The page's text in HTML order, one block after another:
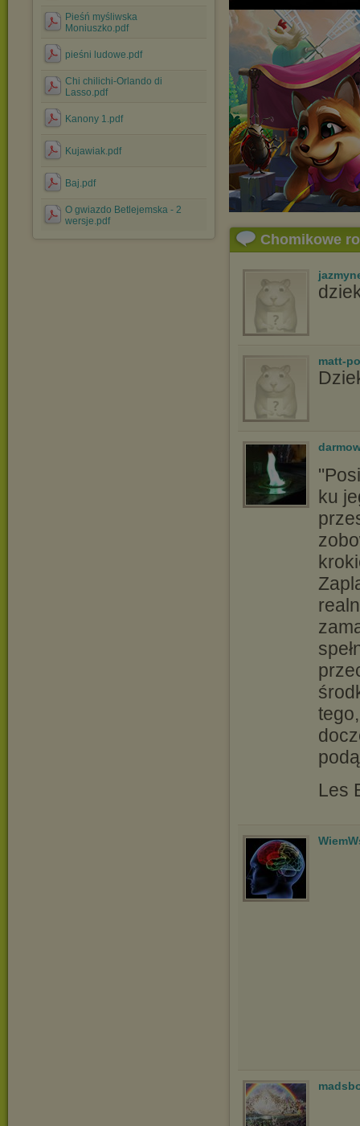
Pieśń myśliwska
Moniuszko.pdf
pieśni ludowe.pdf
Chi chilichi-Orlando di
Lasso.pdf
Kanony 1.pdf
Kujawiak.pdf
Baj.pdf
O gwiazdo Betlejemska - 2
wersje.pdf
Chomikowe
matt-
ku
Les